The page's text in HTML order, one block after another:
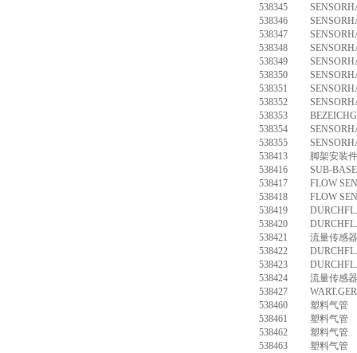
538345
538346
538347
538348
538349
538350
538351
538352
538353
538354
538355
538413
脚架安装
538416
SUB-
538417
FLOW
538418
FLOW
538419
538420
538421
流量传感
538422
538423
538424
流量传感
538427
538460
塑料气管
538461
塑料气管
538462
塑料气管
538463
塑料气管